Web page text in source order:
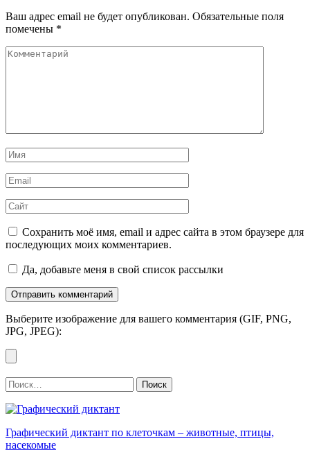
Ваш адрес email не будет опубликован. Обязательные поля
помечены *
Комментарий
Имя
Email
Сайт
Сохранить моё имя, email и адрес сайта в этом браузере для
последующих моих комментариев.
Да, добавьте меня в свой список рассылки
Выберите изображение для вашего комментария (GIF, PNG,
JPG, JPEG):
Найти:
Графический диктант по клеточкам – животные, птицы,
насекомые